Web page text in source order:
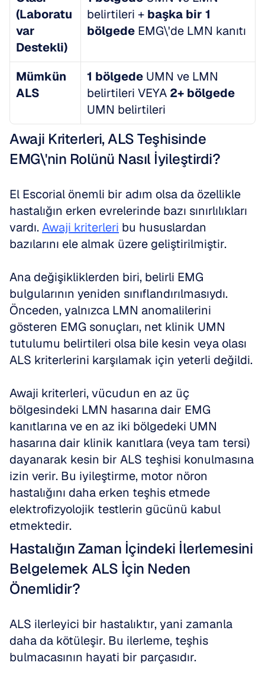
(Laboratu
var
Destekli)
belirtileri + başka bir 1
bölgede EMG\'de LMN kanıtı
Mümkün
ALS
1 bölgede UMN ve LMN
belirtileri VEYA 2+ bölgede
UMN belirtileri
Awaji Kriterleri, ALS Teşhisinde
EMG\'nin Rolünü Nasıl İyileştirdi?
El Escorial önemli bir adım olsa da özellikle
hastalığın erken evrelerinde bazı sınırlılıkları
vardı. Awaji kriterleri bu hususlardan
bazılarını ele almak üzere geliştirilmiştir.
Ana değişikliklerden biri, belirli EMG
bulgularının yeniden sınıflandırılmasıydı.
Önceden, yalnızca LMN anomalilerini
gösteren EMG sonuçları, net klinik UMN
tutulumu belirtileri olsa bile kesin veya olası
ALS kriterlerini karşılamak için yeterli değildi.
Awaji kriterleri, vücudun en az üç
bölgesindeki LMN hasarına dair EMG
kanıtlarına ve en az iki bölgedeki UMN
hasarına dair klinik kanıtlara (veya tam tersi)
dayanarak kesin bir ALS teşhisi konulmasına
izin verir. Bu iyileştirme, motor nöron
hastalığını daha erken teşhis etmede
elektrofizyolojik testlerin gücünü kabul
etmektedir.
Hastalığın Zaman İçindeki İlerlemesini
Belgelemek ALS İçin Neden
Önemlidir?
ALS ilerleyici bir hastalıktır, yani zamanla
daha da kötüleşir. Bu ilerleme, teşhis
bulmacasının hayati bir parçasıdır.